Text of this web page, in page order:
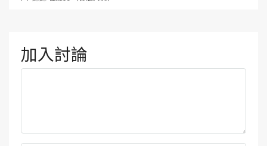
加入討論